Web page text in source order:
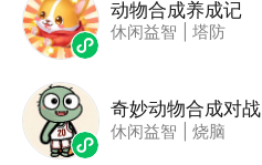
动物合成养成记
休闲益智 塔防
奇妙动物合成对战
休闲益智 烧脑